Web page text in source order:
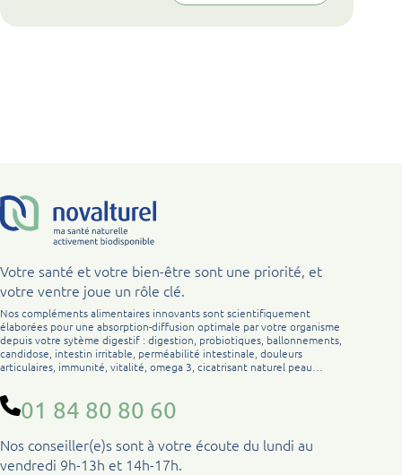
Votre santé et votre bien-être sont une priorité, et
votre ventre joue un rôle clé.
Nos compléments alimentaires innovants sont scientifiquement
élaborées pour une absorption-diffusion optimale par votre organisme
depuis votre sytème digestif : digestion, probiotiques, ballonnements,
candidose, intestin irritable, perméabilité intestinale, douleurs
articulaires, immunité, vitalité, omega 3, cicatrisant naturel peau…
01 84 80 80 60
Nos conseiller(e)s sont à votre écoute du lundi au
vendredi 9h-13h et 14h-17h.